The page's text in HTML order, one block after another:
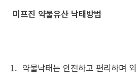
미프진 약물유산 낙태방법
1. 약물낙태는 안전하고 편리하며